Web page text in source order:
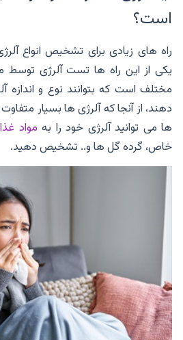
است؟
راه های زیادی برای تشخیص انواع
یکی از این راه ها تست آلرژی
مختلف است که بتوانند نوع و
دهند، از آنجا که آلرژی ها بسیار
ها می توانید آلرژی خود را به مواد
خاص، گرده گل ها و.. تشخیص دهید.